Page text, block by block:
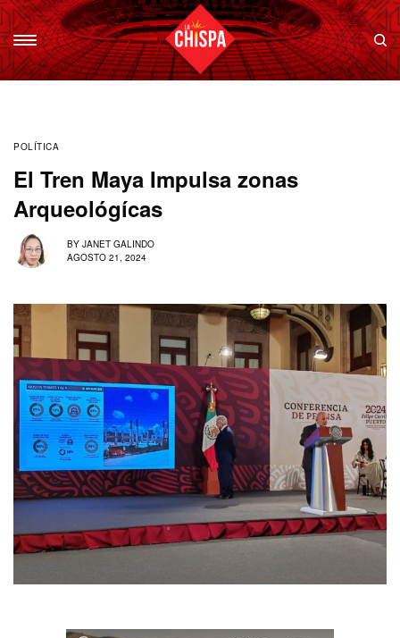
POLÍTICA
El Tren Maya Impulsa zonas
Arqueológícas
BY JANET GALINDO
AGOSTO 21, 2024